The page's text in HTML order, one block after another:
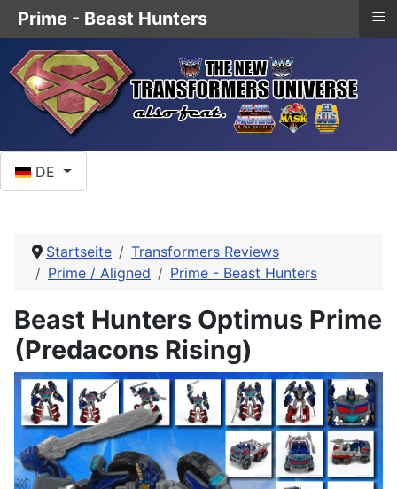
DE
Startseite
Transformers Reviews
Prime / Aligned
Prime - Beast Hunters
Beast Hunters Optimus Prime
(Predacons Rising)
Prime - Beast Hunters ≡